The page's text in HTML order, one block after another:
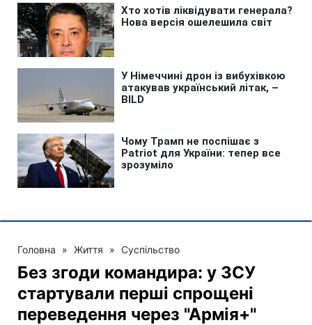
Головна » Життя » Суспільство
Без згоди командира: у ЗСУ
стартували перші спрощені
переведення через "Армія+"